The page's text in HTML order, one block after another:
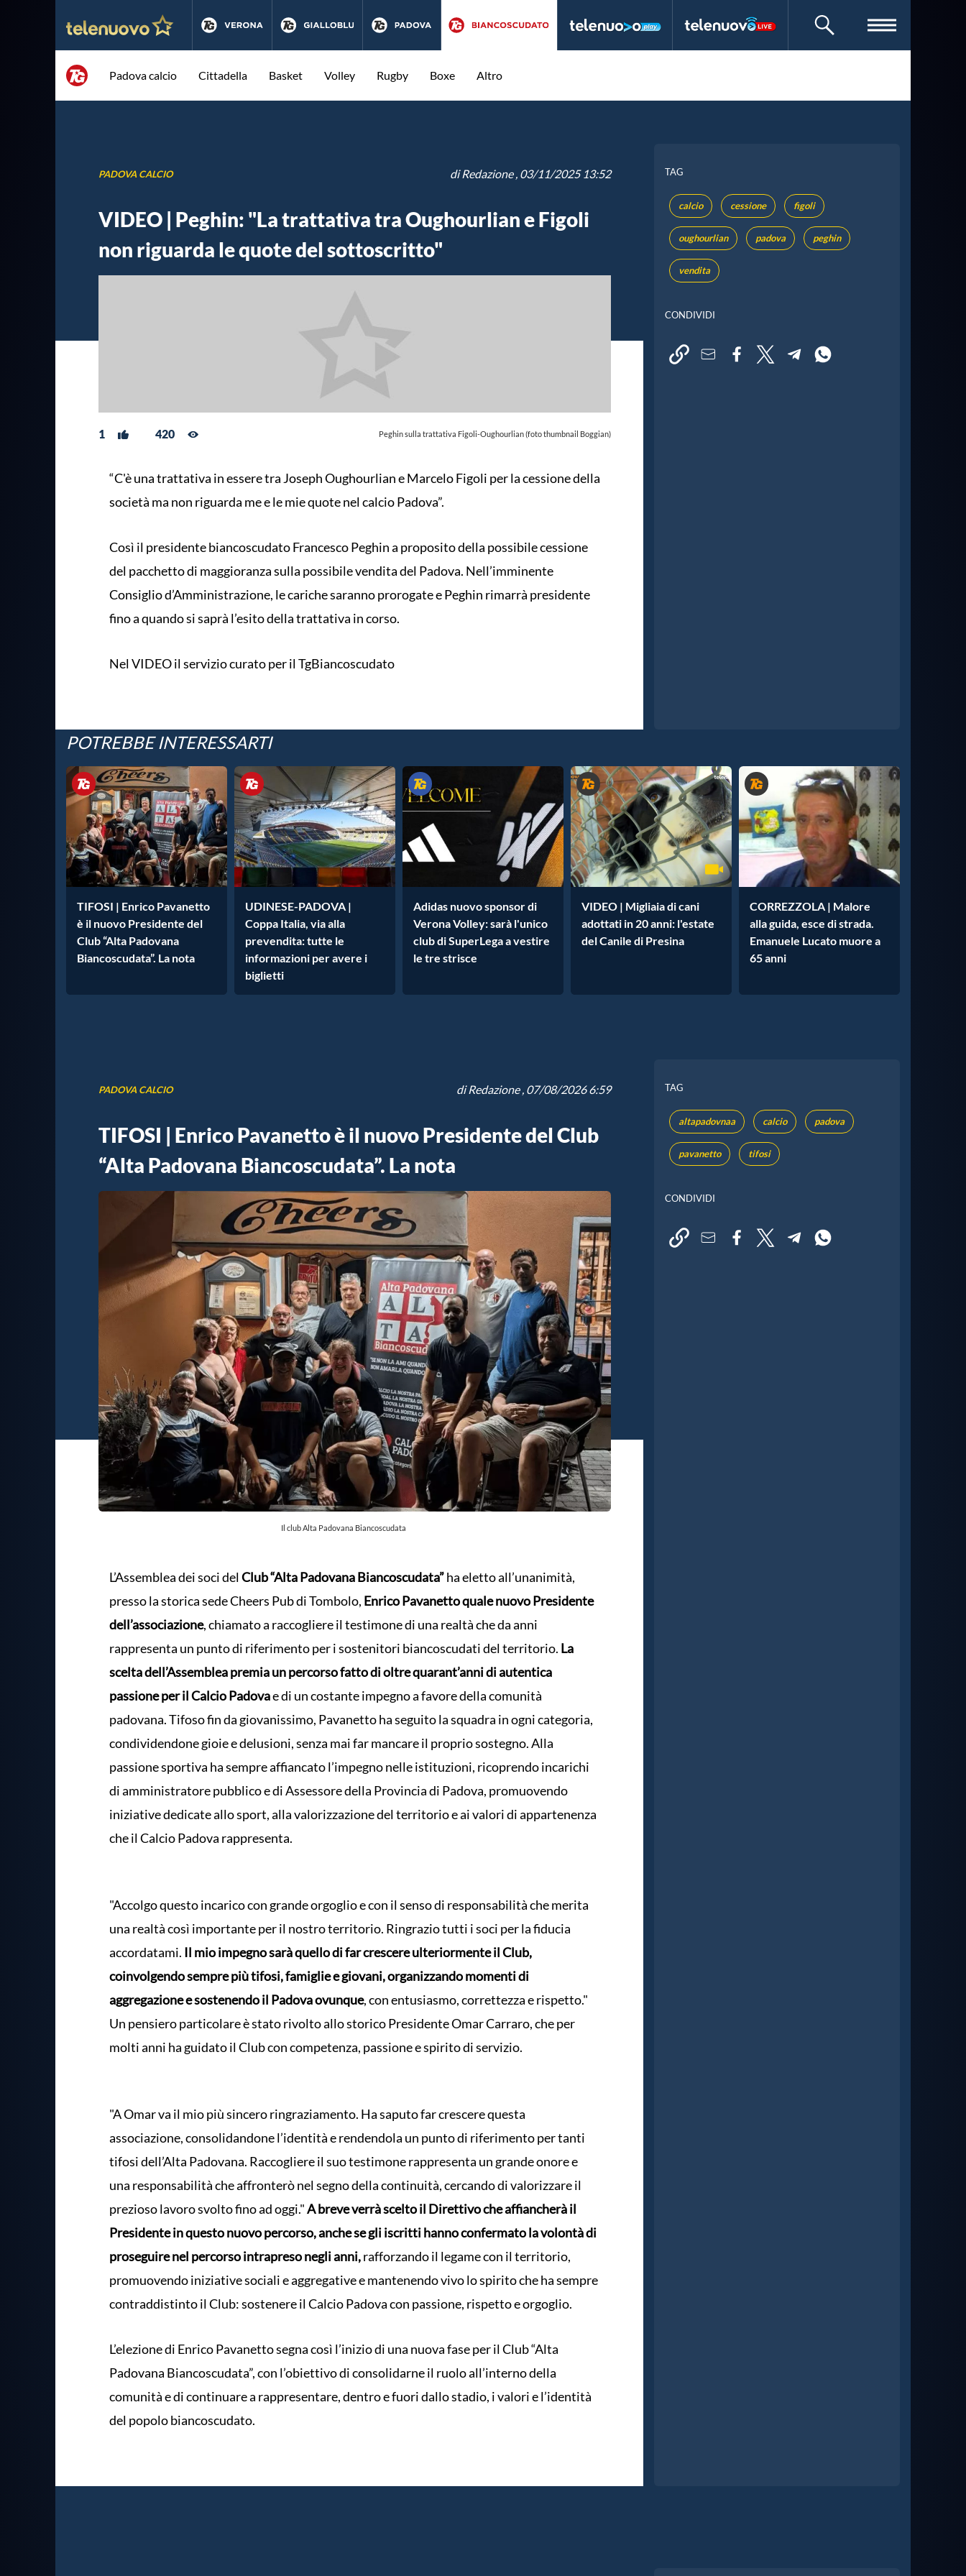
CERCA
Padova calcio Cittadella Basket Volley Rugby Boxe Altro
PADOVA CALCIO diRedazione, 03/11/2025 13:52
VIDEO | Peghin: "La trattativa tra Oughourlian e Figoli
non riguarda le quote del sottoscritto"
1 420 Peghin sulla trattativa Figoli-Oughourlian (foto thumbnail Boggian)
“C'è una trattativa in essere tra Joseph Oughourlian e Marcelo Figoli per la cessione della
società ma non riguarda me e le mie quote nel calcio Padova”.
Così il presidente biancoscudato Francesco Peghin a proposito della possibile cessione
del pacchetto di maggioranza sulla possibile vendita del Padova. Nell’imminente
Consiglio d’Amministrazione, le cariche saranno prorogate e Peghin rimarrà presidente
fino a quando si saprà l’esito della trattativa in corso.
Nel VIDEO il servizio curato per il TgBiancoscudato
TAG
calcio cessione figoli
oughourlian padova peghin
vendita
CONDIVIDI
POTREBBE INTERESSARTI
TIFOSI | Enrico Pavanetto
è il nuovo Presidente del
Club “Alta Padovana
Biancoscudata”. La nota
UDINESE-PADOVA |
Coppa Italia, via alla
prevendita: tutte le
informazioni per avere i
biglietti
Adidas nuovo sponsor di
Verona Volley: sarà l'unico
club di SuperLega a vestire
le tre strisce
VIDEO | Migliaia di cani
adottati in 20 anni: l'estate
del Canile di Presina
CORREZZOLA | Malore
alla guida, esce di strada.
Emanuele Lucato muore a
65 anni
PADOVA CALCIO diRedazione, 07/08/2026 6:59
TIFOSI | Enrico Pavanetto è il nuovo Presidente del Club
“Alta Padovana Biancoscudata”. La nota
Il club Alta Padovana Biancoscudata
L’Assemblea dei soci delClub “Alta Padovana Biancoscudata”ha eletto all’unanimità,
presso la storica sede Cheers Pub di Tombolo, Enrico Pavanetto quale nuovo Presidente
dell’associazione, chiamato a raccogliere il testimone di una realtà che da anni
rappresenta un punto di riferimento per i sostenitori biancoscudati del territorio. La
scelta dell’Assemblea premia un percorso fatto di oltre quarant’anni di autentica
passione per il Calcio Padovae di un costante impegno a favore della comunità
padovana. Tifoso fin da giovanissimo, Pavanetto ha seguito la squadra in ogni categoria,
condividendone gioie e delusioni, senza mai far mancare il proprio sostegno. Alla
passione sportiva ha sempre affiancato l’impegno nelle istituzioni, ricoprendo incarichi
di amministratore pubblico e di Assessore della Provincia di Padova, promuovendo
iniziative dedicate allo sport, alla valorizzazione del territorio e ai valori di appartenenza
che il Calcio Padova rappresenta.
"Accolgo questo incarico con grande orgoglio e con il senso di responsabilità che merita
una realtà così importante per il nostro territorio. Ringrazio tutti i soci per la fiducia
accordatami. Il mio impegno sarà quello di far crescere ulteriormente il Club,
coinvolgendo sempre più tifosi, famiglie e giovani, organizzando momenti di
aggregazione e sostenendo il Padova ovunque, con entusiasmo, correttezza e rispetto."
Un pensiero particolare è stato rivolto allo storico Presidente Omar Carraro, che per
molti anni ha guidato il Club con competenza, passione e spirito di servizio.
"A Omar va il mio più sincero ringraziamento. Ha saputo far crescere questa
associazione, consolidandone l’identità e rendendola un punto di riferimento per tanti
tifosi dell’Alta Padovana. Raccogliere il suo testimone rappresenta un grande onore e
una responsabilità che affronterò nel segno della continuità, cercando di valorizzare il
prezioso lavoro svolto fino ad oggi."A breve verrà scelto il Direttivo che affiancherà il
Presidente in questo nuovo percorso, anche se gli iscritti hanno confermato la volontà di
proseguire nel percorso intrapreso negli anni,rafforzando il legame con il territorio,
promuovendo iniziative sociali e aggregative e mantenendo vivo lo spirito che ha sempre
contraddistinto il Club: sostenere il Calcio Padova con passione, rispetto e orgoglio.
L’elezione di Enrico Pavanetto segna così l’inizio di una nuova fase per il Club “Alta
Padovana Biancoscudata”, con l’obiettivo di consolidarne il ruolo all’interno della
comunità e di continuare a rappresentare, dentro e fuori dallo stadio, i valori e l’identità
del popolo biancoscudato.
TAG
altapadovnaa calcio padova
pavanetto tifosi
CONDIVIDI